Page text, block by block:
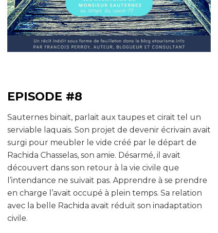
EPISODE #8
Sauternes binait, parlait aux taupes et cirait tel un
serviable laquais. Son projet de devenir écrivain avait
surgi pour meubler le vide créé par le départ de
Rachida Chasselas, son amie. Désarmé, il avait
découvert dans son retour à la vie civile que
l’intendance ne suivait pas. Apprendre à se prendre
en charge l’avait occupé à plein temps. Sa relation
avec la belle Rachida avait réduit son inadaptation
civile.